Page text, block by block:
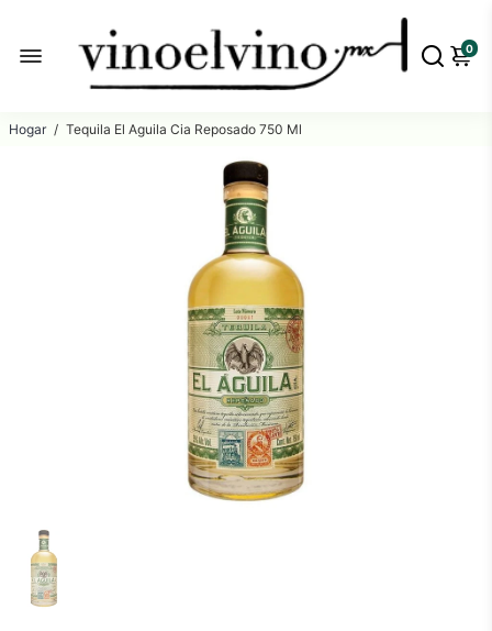
0
Hogar / Tequila El Aguila Cia Reposado 750 Ml